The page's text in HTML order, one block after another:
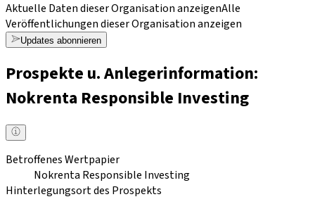
Aktuelle Daten dieser Organisation anzeigenAlle
Veröffentlichungen dieser Organisation anzeigen
Updates abonnieren
Prospekte u. Anlegerinformation:
Nokrenta Responsible Investing
Betroffenes Wertpapier
Nokrenta Responsible Investing
Hinterlegungsort des Prospekts